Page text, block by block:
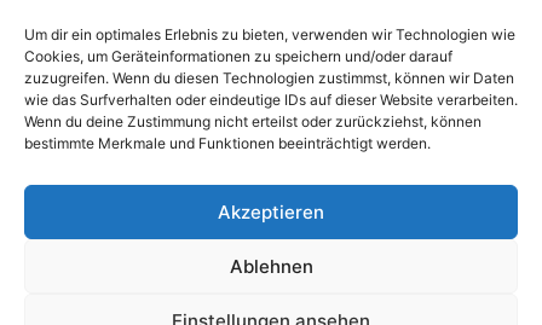
Um dir ein optimales Erlebnis zu bieten, verwenden wir Technologien wie
Cookies, um Geräteinformationen zu speichern und/oder darauf
zuzugreifen. Wenn du diesen Technologien zustimmst, können wir Daten
wie das Surfverhalten oder eindeutige IDs auf dieser Website verarbeiten.
Wenn du deine Zustimmung nicht erteilst oder zurückziehst, können
bestimmte Merkmale und Funktionen beeinträchtigt werden.
Akzeptieren
Ablehnen
Einstellungen ansehen
Kontakt
book-n-use gmbh
Ulmer Str. 81
+49 6151 38413 99
E-Mail: mail@book-n-use.com